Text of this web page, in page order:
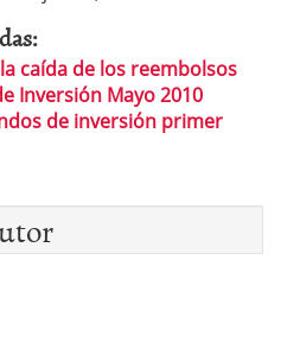
caída de los reembolsos
Inversión Mayo 2010
de inversión primer